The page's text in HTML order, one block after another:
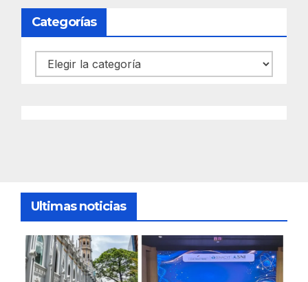
Categorías
Categorías
Ultimas noticias